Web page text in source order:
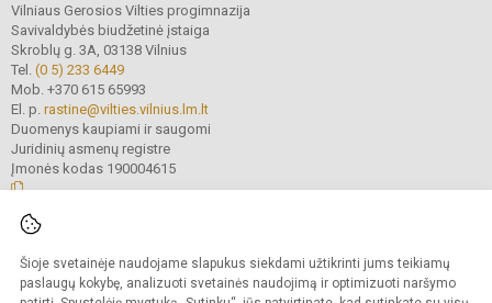
Šioje svetainėje naudojame slapukus siekdami užtikrinti jums teikiamų
paslaugų kokybę, analizuoti svetainės naudojimą ir optimizuoti naršymo
Vilniaus Gerosios Vilties progimnazija
Savivaldybės biudžetinė įstaiga
Skroblų g. 3A, 03138 Vilnius
Tel. (0 5) 233 6449
Mob. +370 615 65993
El. p. rastine@vilties.vilnius.lm.lt
Duomenys kaupiami ir saugomi
Juridinių asmenų registre
Įmonės kodas 190004615
Kopijuoti turinį be raštiško progimnazijos administracijos sutikimo griežtai
draudžiama.